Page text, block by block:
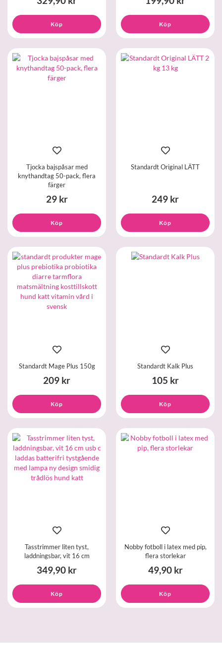
Köp Köp
Tjocka bajspåsar med
knythandtag 50-pack, flera
färger
29 kr
Köp
Standardt Original LÄTT
249 kr
Köp
Standardt Mage Plus 150g
209 kr
Köp
Standardt Kalk Plus
105 kr
Köp
Tasstrimmer liten tyst,
laddningsbar, vit 16 cm
349,90 kr
Köp
Nobby fotboll i latex med pip,
flera storlekar
49,90 kr
Köp